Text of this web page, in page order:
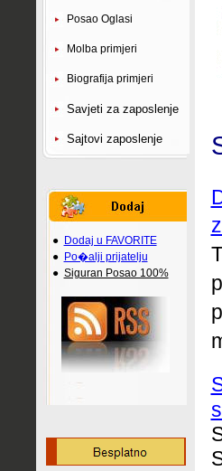
Posao Oglasi
Molba primjeri
Biografija primjeri
Savjeti za zaposlenje
Sajtovi zaposlenje
● Dodaj u FAVORITE
● Po�alji prijatelju
● Siguran Posao 100%